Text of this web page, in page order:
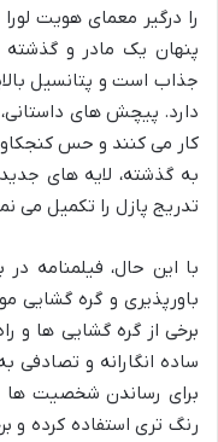
را درگیر معمای هویت
پنهان یک مادر و گذشته
جذاب است و پتانسیل
دارد. پیچش های
کار می کنند و حس
به گذشته، لایه های
تدریج پازل را تکمیل می
با این حال، فیلمنامه
باورپذیری و گره گشایی
برخی از گره گشایی ها و
ساده انگارانه و تصادفی
برای رساندن شخصیت ها
رنگ تری استفاده کرده و